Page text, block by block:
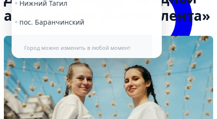
Нижний Тагил
пос. Баранчинский
Город можно изменить в любой момент
акции «Георгиевская лента»